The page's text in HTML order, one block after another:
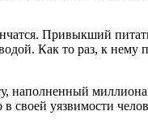
Привыкший
Как то раз, к нему
своей уязвимости